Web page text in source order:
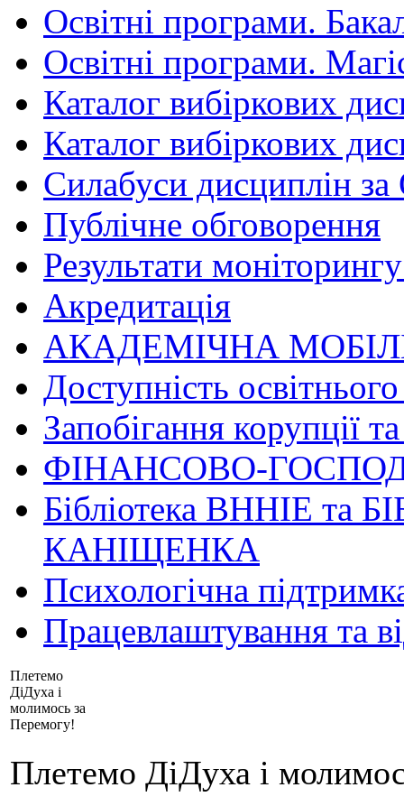
Освітні програми.
Освітні програми.
Каталог вибіркових
Каталог вибіркових
Силабуси дисциплін
Публічне обговорення
Результати
Акредитація
АКАДЕМІЧНА
Доступність
Запобігання корупції
ФІНАНСОВО-
Бібліотека ВННІЕ та
КАНІЩЕНКА
Психологічна
Працевлаштування та
Плетемо
ДіДуха і
молимось за
Перемогу!
Плетемо ДіДуха і